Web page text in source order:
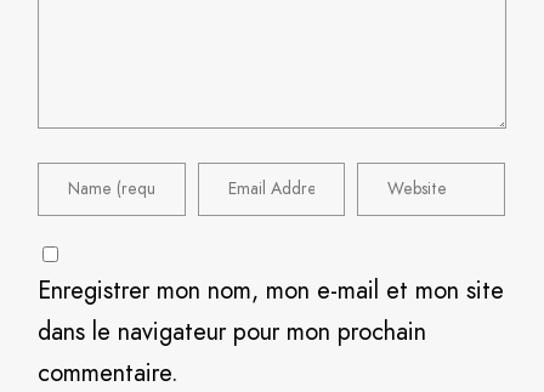
Enregistrer mon nom, mon e-mail et mon site
dans le navigateur pour mon prochain
commentaire.